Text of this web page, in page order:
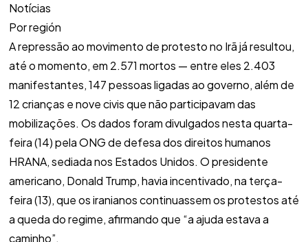
Notícias
Por región
A repressão ao movimento de protesto no Irã já resultou,
até o momento, em 2.571 mortos — entre eles 2.403
manifestantes, 147 pessoas ligadas ao governo, além de
12 crianças e nove civis que não participavam das
mobilizações. Os dados foram divulgados nesta quarta-
feira (14) pela ONG de defesa dos direitos humanos
HRANA, sediada nos Estados Unidos. O presidente
americano, Donald Trump, havia incentivado, na terça-
feira (13), que os iranianos continuassem os protestos até
a queda do regime, afirmando que “a ajuda estava a
caminho”.